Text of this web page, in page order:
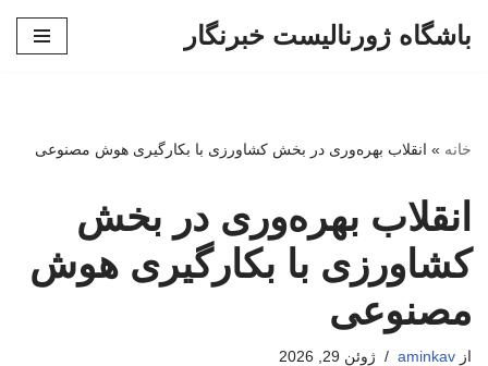
باشگاه ژورنالیست خبرنگار
خانه » انقلاب بهره‌وری در بخش کشاورزی با بکارگیری هوش مصنوعی
انقلاب بهره‌وری در بخش
کشاورزی با بکارگیری هوش
مصنوعی
از aminkav ژوئن 29, 2026